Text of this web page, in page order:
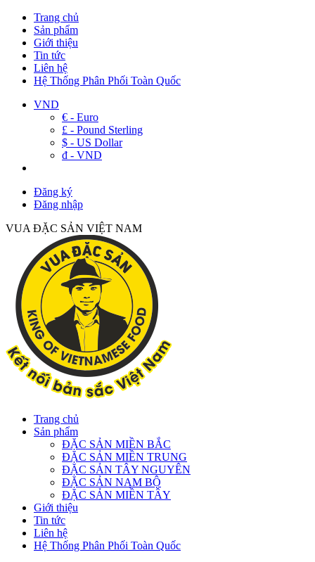
Trang chủ
Sản phẩm
Giới thiệu
Tin tức
Liên hệ
Hệ Thống Phân Phối Toàn Quốc
VND
€ - Euro
£ - Pound Sterling
$ - US Dollar
đ - VND
Đăng ký
Đăng nhập
VUA ĐẶC SẢN VIỆT NAM
Trang chủ
Sản phẩm
ĐẶC SẢN MIỀN BẮC
ĐẶC SẢN MIỀN TRUNG
ĐẶC SẢN TÂY NGUYÊN
ĐẶC SẢN NAM BỘ
ĐẶC SẢN MIỀN TÂY
Giới thiệu
Tin tức
Liên hệ
Hệ Thống Phân Phối Toàn Quốc